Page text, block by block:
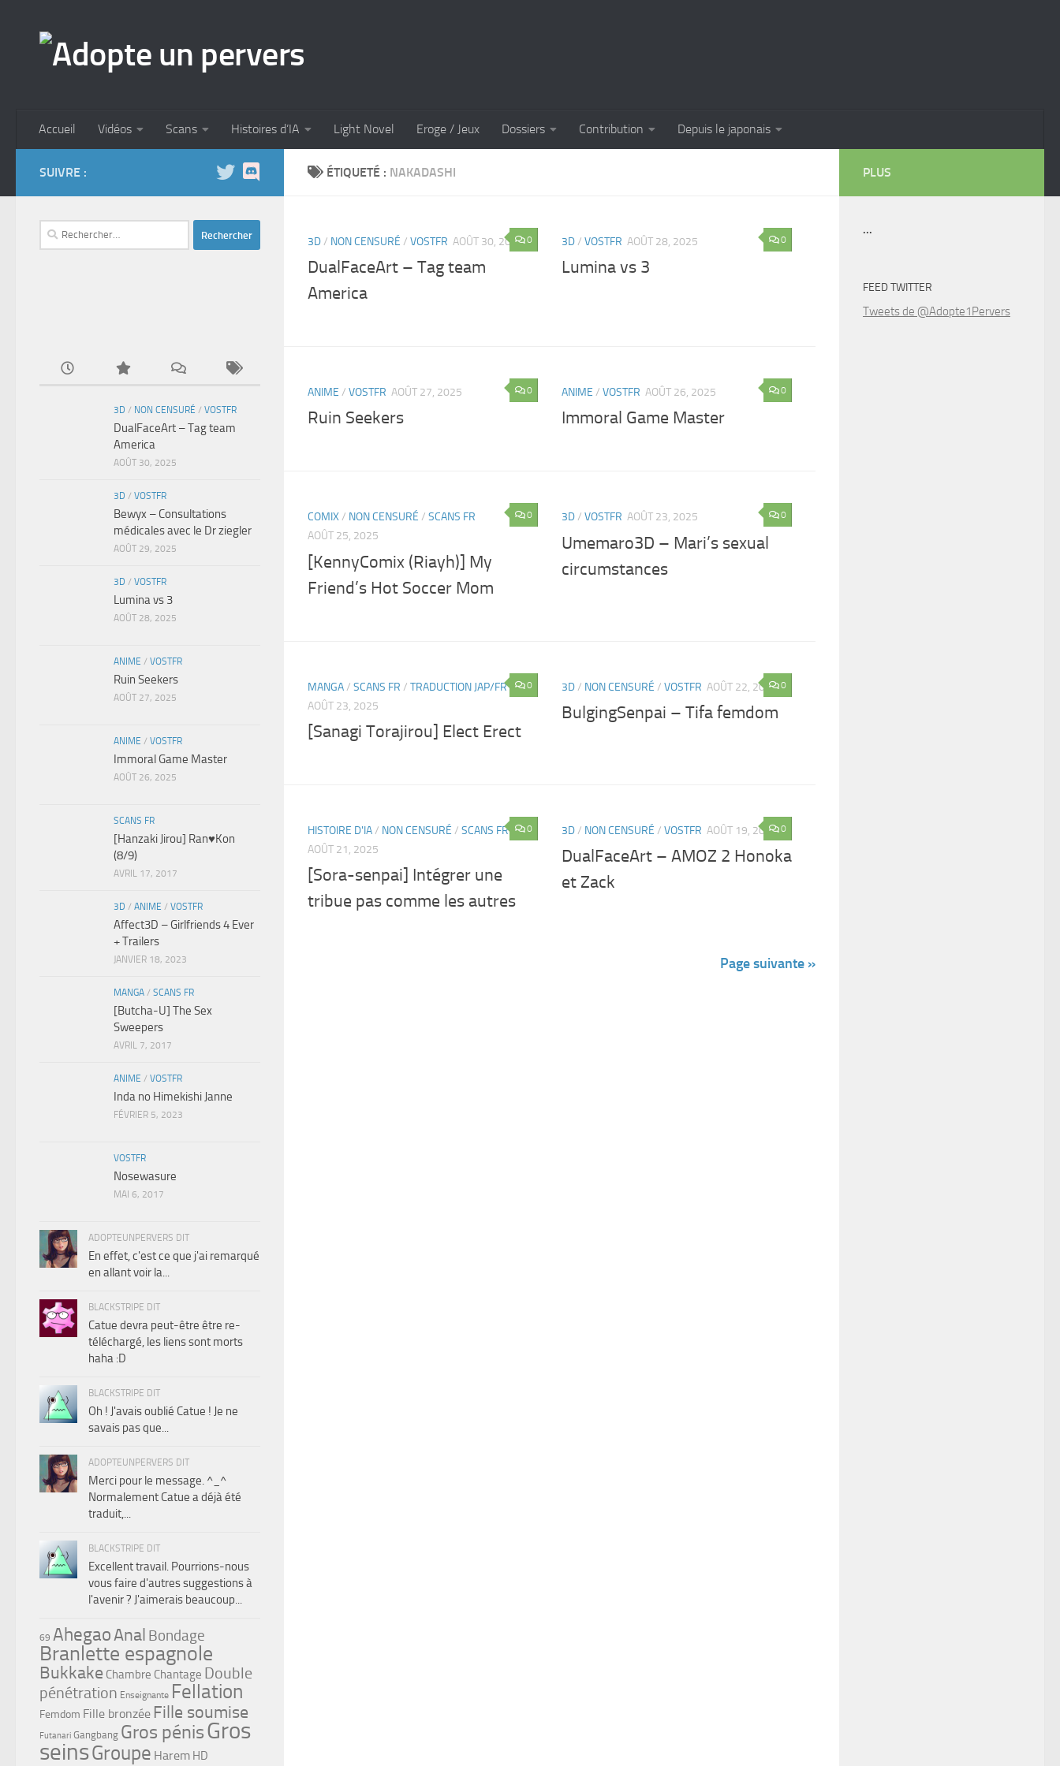
Accueil Vidéos Scans Histoires d’IA Light Novel Eroge / Jeux Dossiers Contribution Depuis le japonais
ÉTIQUETÉ : NAKADASHI
0
3D/ NON CENSURÉ / VOSTFR AOÛT 30, 2025
DualFaceArt – Tag team
America
0
3D/ VOSTFR AOÛT 28, 2025
Lumina vs 3
0
ANIME / VOSTFR AOÛT 27, 2025
Ruin Seekers
0
ANIME / VOSTFR AOÛT 26, 2025
Immoral Game Master
0
COMIX/ NON CENSURÉ / SCANS FR
AOÛT 25, 2025
[KennyComix (Riayh)] My
Friend’s Hot Soccer Mom
0
3D/ VOSTFR AOÛT 23, 2025
Umemaro3D – Mari’s sexual
circumstances
0
MANGA/ SCANS FR / TRADUCTION JAP/FR
AOÛT 23, 2025
[Sanagi Torajirou] Elect Erect
0
3D/ NON CENSURÉ / VOSTFR AOÛT 22, 2025
BulgingSenpai – Tifa femdom
0
HISTOIRE D'IA/ NON CENSURÉ / SCANS FR
AOÛT 21, 2025
[Sora-senpai] Intégrer une
tribue pas comme les autres
0
3D/ NON CENSURÉ / VOSTFR AOÛT 19, 2025
DualFaceArt – AMOZ 2 Honoka
et Zack
Page suivante »
SUIVRE :
Rechercher :
3D / NON CENSURÉ / VOSTFR
DualFaceArt – Tag team
America
AOÛT 30, 2025
3D / VOSTFR
Bewyx – Consultations
médicales avec le Dr ziegler
AOÛT 29, 2025
3D / VOSTFR
Lumina vs 3
AOÛT 28, 2025
ANIME / VOSTFR
Ruin Seekers
AOÛT 27, 2025
ANIME / VOSTFR
Immoral Game Master
AOÛT 26, 2025
SCANS FR
[Hanzaki Jirou] Ran♥Kon
(8/9)
AVRIL 17, 2017
3D / ANIME / VOSTFR
Affect3D – Girlfriends 4 Ever
+ Trailers
JANVIER 18, 2023
MANGA / SCANS FR
[Butcha-U] The Sex
Sweepers
AVRIL 7, 2017
ANIME / VOSTFR
Inda no Himekishi Janne
FÉVRIER 5, 2023
VOSTFR
Nosewasure
MAI 6, 2017
ADOPTEUNPERVERS DIT
En effet, c'est ce que j'ai remarqué
en allant voir la...
BLACKSTRIPE DIT
Catue devra peut-être être re-
téléchargé, les liens sont morts
haha :D
BLACKSTRIPE DIT
Oh ! J'avais oublié Catue ! Je ne
savais pas que...
ADOPTEUNPERVERS DIT
Merci pour le message. ^_^
Normalement Catue a déjà été
traduit,...
BLACKSTRIPE DIT
Excellent travail. Pourrions-nous
vous faire d'autres suggestions à
l'avenir ? J'aimerais beaucoup...
69 AhegaoAnal Bondage
Branlette espagnole
Bukkake Chambre Chantage Double
pénétration Enseignante Fellation
Femdom Fille bronzée Fille soumise
Futanari Gangbang Gros pénisGros
seinsGroupe Harem HD
PLUS
...
FEED TWITTER
Tweets de @Adopte1Pervers